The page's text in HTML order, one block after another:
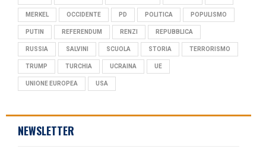
MERKEL OCCIDENTE PD POLITICA POPULISMO
PUTIN REFERENDUM RENZI REPUBBLICA
RUSSIA SALVINI SCUOLA STORIA TERRORISMO
TRUMP TURCHIA UCRAINA UE
UNIONE EUROPEA USA
NEWSLETTER